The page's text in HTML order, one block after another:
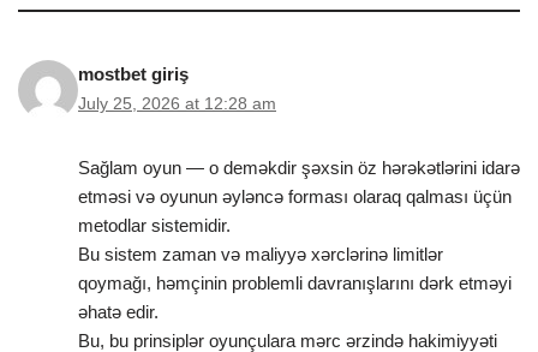
mostbet giriş
July 25, 2026 at 12:28 am
Sağlam oyun — o deməkdir şəxsin öz hərəkətlərini idarə
etməsi və oyunun əyləncə forması olaraq qalması üçün
metodlar sistemidir.
Bu sistem zaman və maliyyə xərclərinə limitlər
qoymağı, həmçinin problemli davranışlarını dərk etməyi
əhatə edir.
Bu, bu prinsiplər oyunçulara mərc ərzində hakimiyyəti